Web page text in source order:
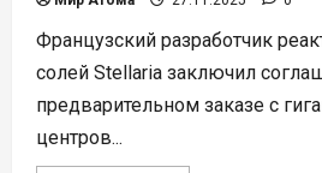
Французский разработчик
солей Stellaria заключил
предварительном заказе с
центров...